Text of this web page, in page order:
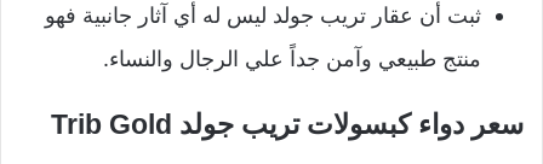
ثبت أن عقار تريب جولد ليس له أي آثار جانبية فهو
منتج طبيعي وآمن جداً علي الرجال والنساء.
سعر دواء كبسولات تريب جولد Trib Gold